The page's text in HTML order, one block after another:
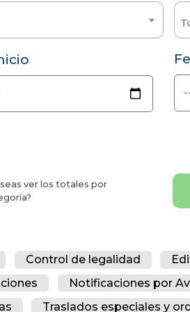
ver los totales por
Control de legalidad
Notificaciones por
Traslados especiales y